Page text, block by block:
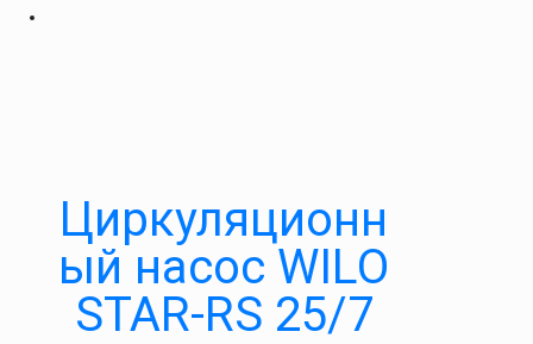
Циркуляционн
ый насос WILO
STAR-RS 25/7